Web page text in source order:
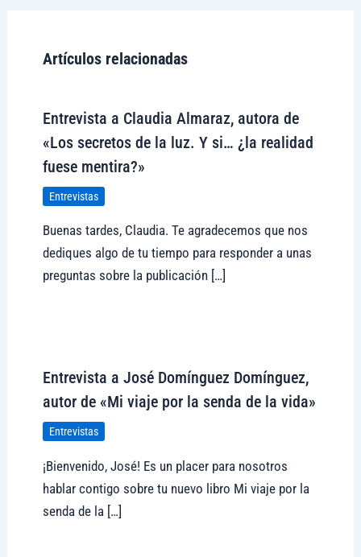
Artículos relacionadas
Entrevista a Claudia Almaraz, autora de
«Los secretos de la luz. Y si… ¿la realidad
fuese mentira?»
Entrevistas
Buenas tardes, Claudia. Te agradecemos que nos
dediques algo de tu tiempo para responder a unas
preguntas sobre la publicación […]
Entrevista a José Domínguez Domínguez,
autor de «Mi viaje por la senda de la vida»
Entrevistas
¡Bienvenido, José! Es un placer para nosotros
hablar contigo sobre tu nuevo libro Mi viaje por la
senda de la […]